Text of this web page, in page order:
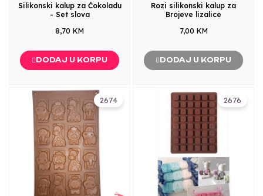
Silikonski kalup za Čokoladu
- Set slova
8,70 KM
DODAJ U KORPU
Rozi silikonski kalup za
Brojeve lizalice
7,00 KM
DODAJ U KORPU
2674 2676